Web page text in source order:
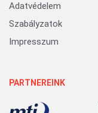
Adatvédelem
Szabályzatok
Impresszum
PARTNEREINK